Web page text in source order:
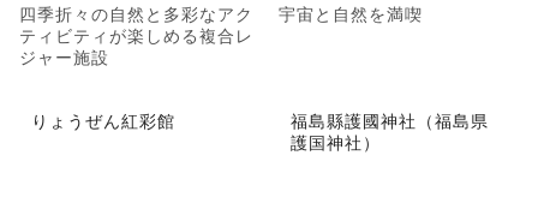
四季折々の自然と多彩なアク
ティビティが楽しめる複合レ
ジャー施設
宇宙と自然を満喫
りょうぜん紅彩館
福島縣護國神社（福島県
護国神社）